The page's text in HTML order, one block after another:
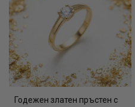
Годежен златен пръстен с